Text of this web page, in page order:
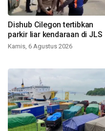
Dishub Cilegon tertibkan
parkir liar kendaraan di JLS
Kamis, 6 Agustus 2026